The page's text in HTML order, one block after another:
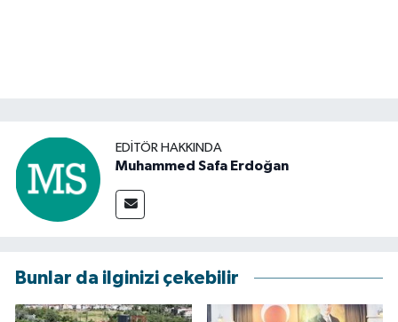
EDITÖR HAKKINDA
Muhammed Safa Erdoğan
Bunlar da ilginizi çekebilir